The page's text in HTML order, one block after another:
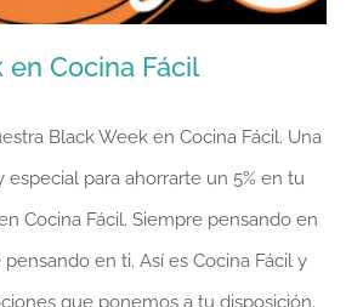
Week en Cocina Fácil
en Cocina Fácil
Black Week en Cocina Fácil. Una
para ahorrarte un 5% en tu
Cocina Fácil. Siempre pensando en
en ti. Así es Cocina Fácil y